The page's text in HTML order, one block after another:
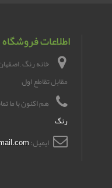
اطلاعات فروشگاه
خانه رنگ ,
مقابل تقاطع اول
هم اکنون با ما
رنگ
ایمیل: